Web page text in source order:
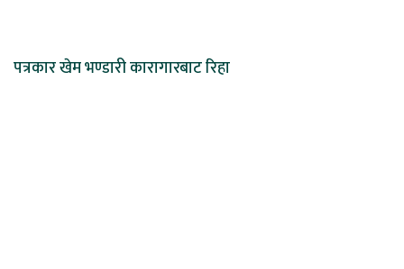
पत्रकार खेम भण्डारी कारागारबाट रिहा